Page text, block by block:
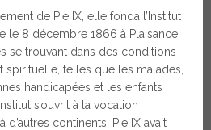
de Pie IX, elle fonda l’Institut
le 8 décembre 1866 à Plaisance,
se trouvant dans des conditions
spirituelle, telles que les malades,
handicapées et les enfants
s’ouvrit à la vocation
d’autres continents. Pie IX avait